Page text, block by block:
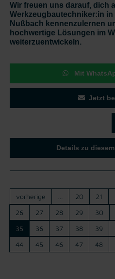
Wir freuen uns darauf, dich
Werkzeugbautechniker:in in
Nußbach kennenzulernen
hochwertige Lösungen im
weiterzuentwickeln.
Mit
Jetzt
Details zu
vorherige 20 21
26
27 28 29 30
35
36 37 38 39
44
45 46 47 48